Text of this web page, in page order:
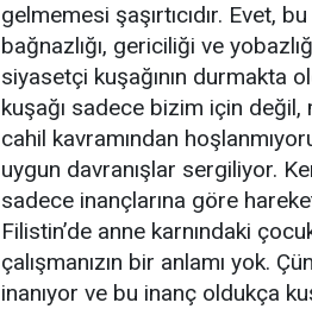
gelmemesi şaşırtıcıdır. Evet,
bağnazlığı, gericiliği ve
siyasetçi kuşağının durmakta
kuşağı sadece bizim için
cahil kavramından
uygun davranışlar sergiliyor.
sadece inançlarına göre
Filistin’de anne karnındaki
çalışmanızın bir anlamı yok.
inanıyor ve bu inanç oldukça